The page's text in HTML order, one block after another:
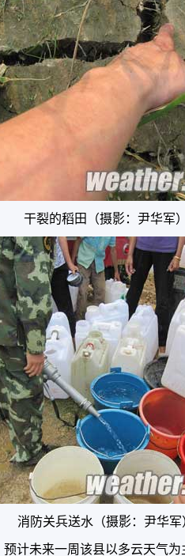
干裂的稻田（摄影：尹华军）
消防关兵送水（摄影：尹华军
计未来一周该县以多云天气为